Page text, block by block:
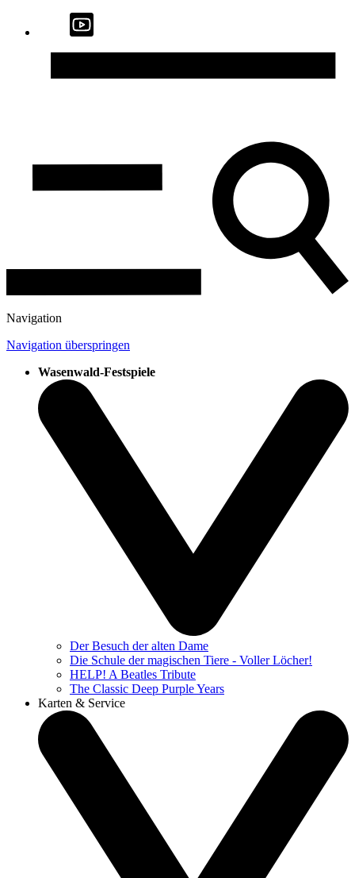
Navigation
Navigation überspringen
Wasenwald-Festspiele
Der Besuch der alten Dame
Die Schule der magischen Tiere - Voller Löcher!
HELP! A Beatles Tribute
The Classic Deep Purple Years
Karten & Service